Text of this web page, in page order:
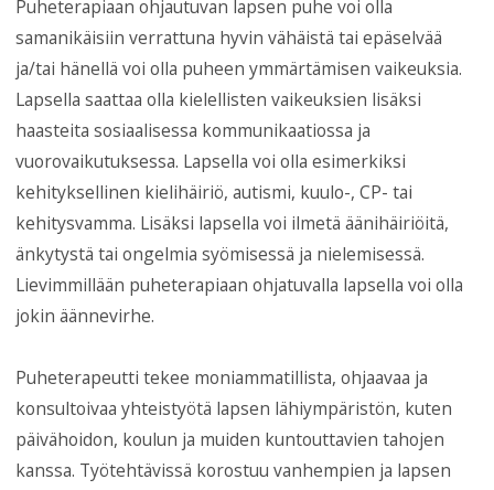
Puheterapiaan ohjautuvan lapsen puhe voi olla
samanikäisiin verrattuna hyvin vähäistä tai epäselvää
ja/tai hänellä voi olla puheen ymmärtämisen vaikeuksia.
Lapsella saattaa olla kielellisten vaikeuksien lisäksi
haasteita sosiaalisessa kommunikaatiossa ja
vuorovaikutuksessa. Lapsella voi olla esimerkiksi
kehityksellinen kielihäiriö, autismi, kuulo-, CP- tai
kehitysvamma. Lisäksi lapsella voi ilmetä äänihäiriöitä,
änkytystä tai ongelmia syömisessä ja nielemisessä.
Lievimmillään puheterapiaan ohjatuvalla lapsella voi olla
jokin äännevirhe.
Puheterapeutti tekee moniammatillista, ohjaavaa ja
konsultoivaa yhteistyötä lapsen lähiympäristön, kuten
päivähoidon, koulun ja muiden kuntouttavien tahojen
kanssa. Työtehtävissä korostuu vanhempien ja lapsen